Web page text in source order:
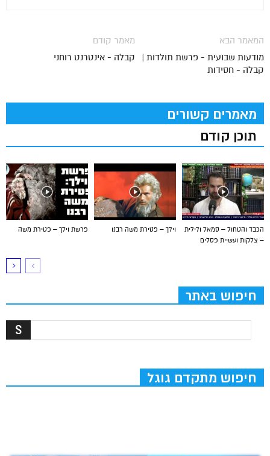
מאמר קודם
קבלה - אינטרנט רוחני
המאמר הבא
מודעות שבועית - פרשת תולדות |
קבלה - חסידות
מאמרים קשורים
תוכן קודם
פרשת וילך – פטירת משה וילך – פטירת משה רבנו
הכבד והטחול – סמאל ולילית
– צלקות ועשיית פסלים
חיפוש באתר
חיפוש מתקדם גוגל